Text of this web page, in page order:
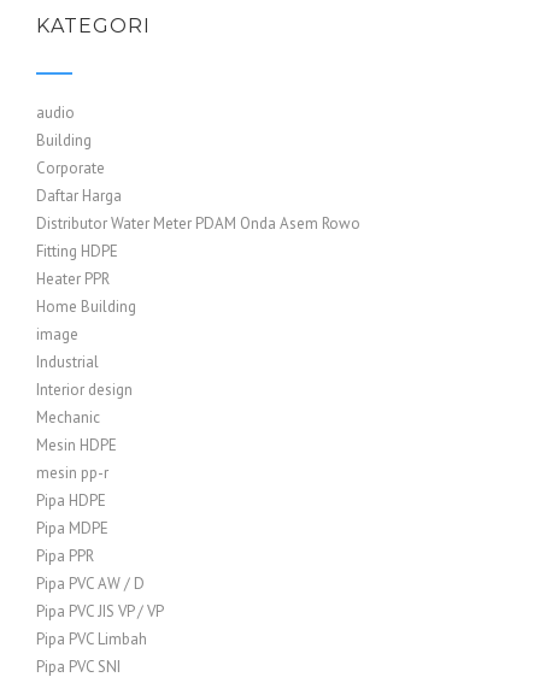
KATEGORI
audio
Building
Corporate
Daftar Harga
Distributor Water Meter PDAM Onda Asem Rowo
Fitting HDPE
Heater PPR
Home Building
image
Industrial
Interior design
Mechanic
Mesin HDPE
mesin pp-r
Pipa HDPE
Pipa MDPE
Pipa PPR
Pipa PVC AW / D
Pipa PVC JIS VP / VP
Pipa PVC Limbah
Pipa PVC SNI